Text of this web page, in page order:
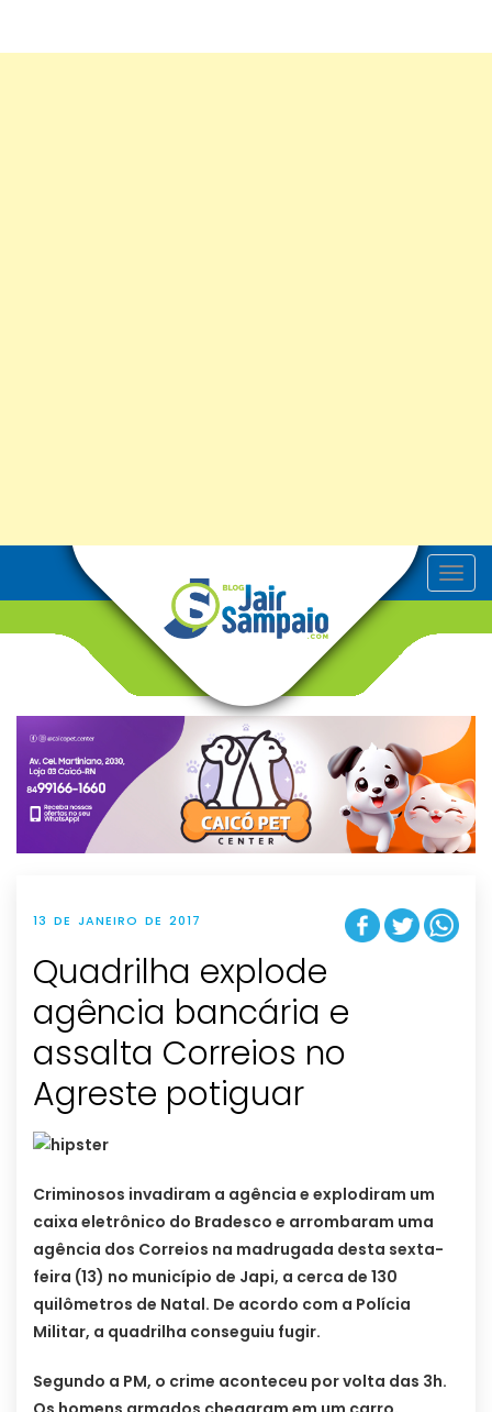
T
o
v
g
t
i
o
n
13 DE JANEIRO DE 2017
Quadrilha explode
agência bancária e
assalta Correios no
Agreste potiguar
Criminosos invadiram a agência e explodiram um
caixa eletrônico do Bradesco e arrombaram uma
agência dos Correios na madrugada desta sexta-
feira (13) no município de Japi, a cerca de 130
quilômetros de Natal. De acordo com a Polícia
Militar, a quadrilha conseguiu fugir.
Segundo a PM, o crime aconteceu por volta das 3h.